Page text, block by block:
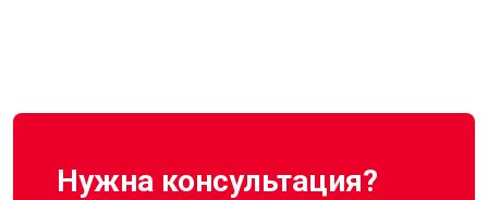
Нужна консультация?